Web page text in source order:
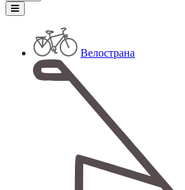
Велострана